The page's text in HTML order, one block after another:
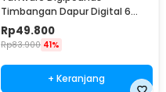
Timbangan Dapur Digital 6
Satuan 1kg 0.1g - i2000
Rp49.800
Rp83.900 41%
+ Keranjang